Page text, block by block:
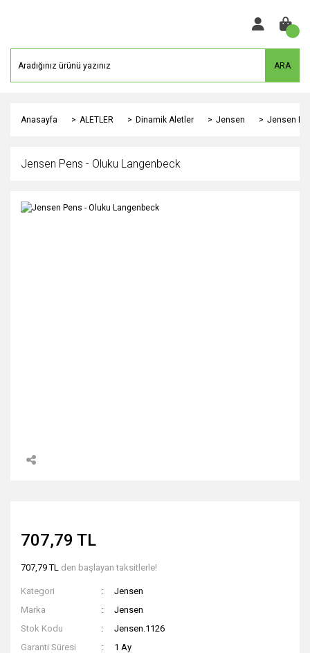
ARA
Anasayfa ALETLER Dinamik Aletler Jensen Jensen
Jensen Pens - Oluku Langenbeck
707,79 TL
707,79 TL den başlayan taksitlerle!
Kategori
Jensen
Marka
Jensen
Stok Kodu
Jensen.1126
Garanti Süresi
1 Ay